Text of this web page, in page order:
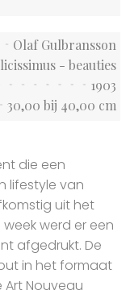
Olaf Gulbransson
- beauties
1903
30,00 bij 40,00 cm
die een
lifestyle van
uit het
week werd er een
afgedrukt. De
in het formaat
Art Nouveau